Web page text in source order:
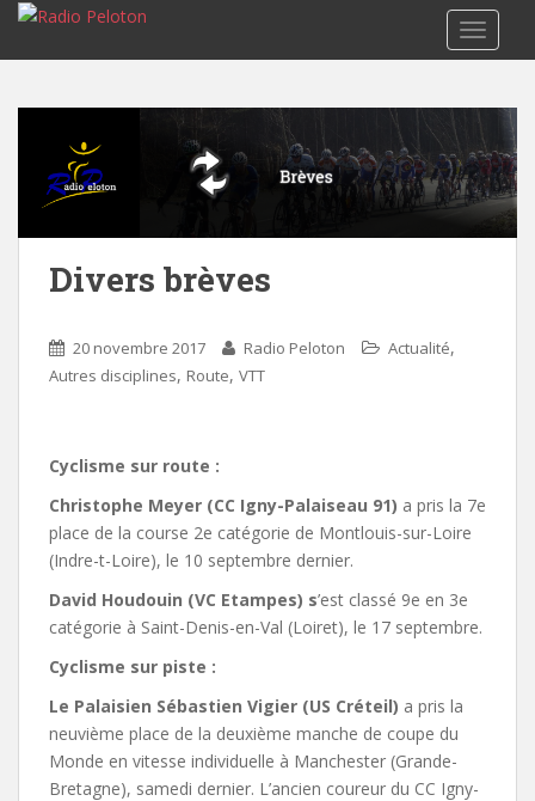
Divers brèves
20 novembre 2017 Radio Peloton Actualité,
Autres disciplines, Route, VTT
Cyclisme sur route :
Christophe Meyer (CC Igny-Palaiseau 91) a pris la 7e
place de la course 2e catégorie de Montlouis-sur-Loire
(Indre-t-Loire), le 10 septembre dernier.
David Houdouin (VC Etampes) s’est classé 9e en 3e
catégorie à Saint-Denis-en-Val (Loiret), le 17 septembre.
Cyclisme sur piste :
Le Palaisien Sébastien Vigier (US Créteil) a pris la
neuvième place de la deuxième manche de coupe du
Monde en vitesse individuelle à Manchester (Grande-
Bretagne), samedi dernier. L’ancien coureur du CC Igny-